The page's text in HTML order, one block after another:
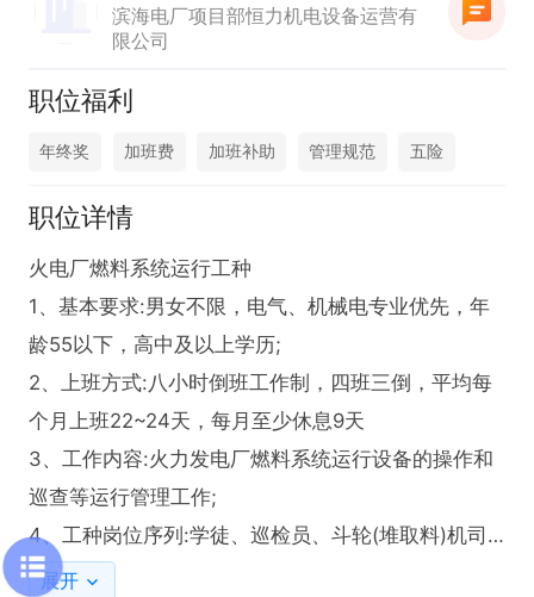
滨海电厂项目部恒力机电设备运营有
限公司
职位福利
年终奖 加班费 加班补助 管理规范 五险
职位详情
火电厂燃料系统运行工种
1、基本要求:男女不限，电气、机械电专业优先，年
龄55以下，高中及以上学历;
2、上班方式:八小时倒班工作制，四班三倒，平均每
个月上班22~24天，每月至少休息9天
3、工作内容:火力发电厂燃料系统运行设备的操作和
巡查等运行管理工作;
4、工种岗位序列:学徒、巡检员、斗轮(堆取料)机司
机、主值班员、班长;
展开